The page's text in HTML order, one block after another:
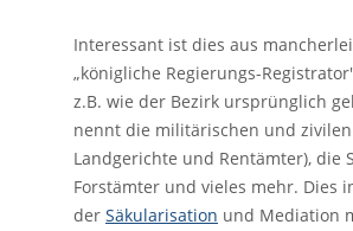
Interessant ist dies aus
„königliche Regierungs-
z.B. wie der Bezirk ursprünglich
nennt die militärischen und
Landgerichte und Rentämter), die
Forstämter und vieles mehr. Dies
der Säkularisation und Mediation